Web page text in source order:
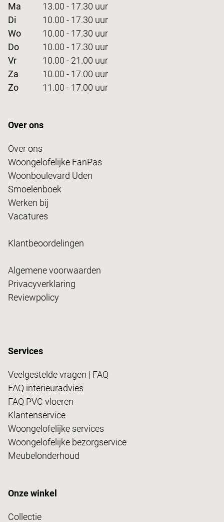
Ma
13.00 - 17.30 uur
Di
10.00 - 17.30 uur
Wo
10.00 - 17.30 uur
Do
10.00 - 17.30 uur
Vr
10.00 - 21.00 uur
Za
10.00 - 17.00 uur
Zo
11.00 - 17.00 uur
Over ons
Over ons
Woongelofelijke FanPas
Woonboulevard Uden
Smoelenboek
Werken bij
Vacatures
Klantbeoordelingen
Algemene voorwaarden
Privacyverklaring
Reviewpolicy
Services
Veelgestelde vragen | FAQ
FAQ interieuradvies
FAQ PVC vloeren
Klantenservice
Woongelofelijke services
Woongelofelijke bezorgservice
Meubelonderhoud
Onze winkel
Collectie